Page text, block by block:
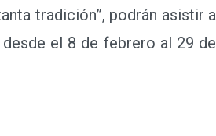
tradición”, podrán asistir a
el 8 de febrero al 29 de